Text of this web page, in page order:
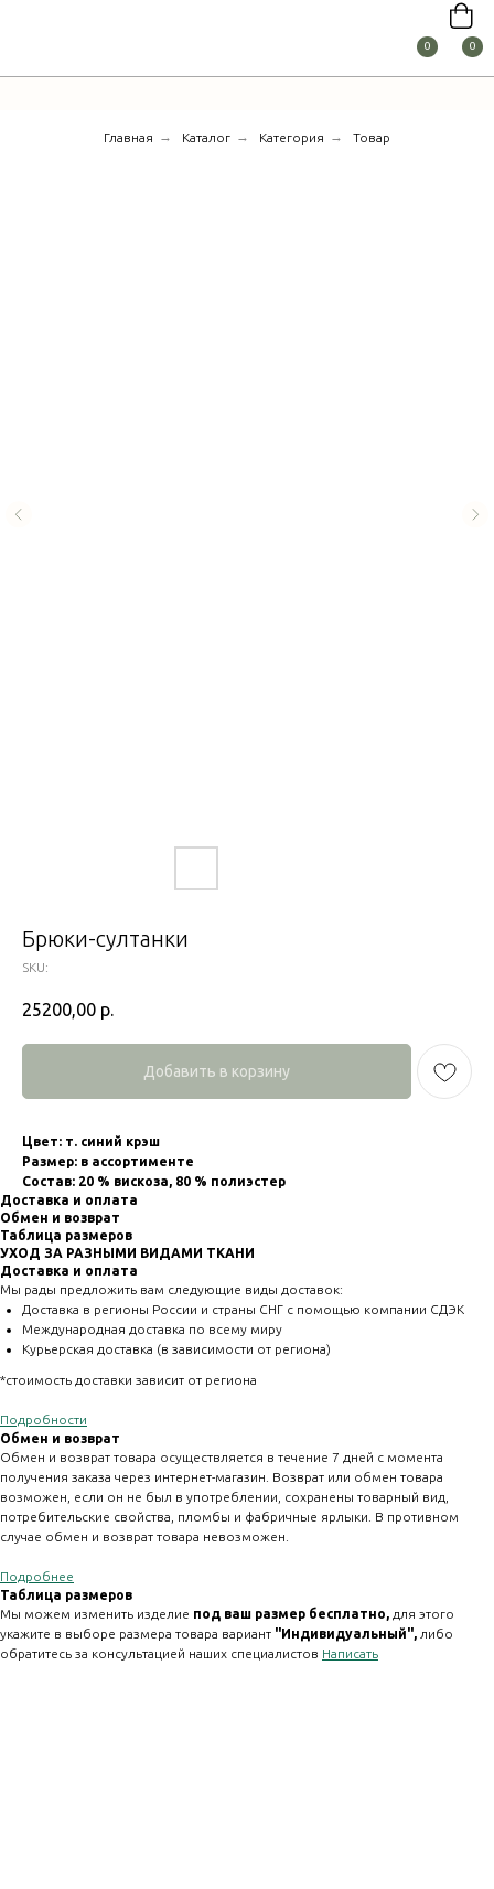
0
0
Главная → Каталог → Категория → Товар
Брюки-султанки
SKU:
25200,00 р.
Добавить в корзину
Цвет: т. синий крэш
Размер: в ассортименте
Состав: 20 % вискоза, 80 % полиэстер
Доставка и оплата
Обмен и возврат
Таблица размеров
УХОД ЗА РАЗНЫМИ ВИДАМИ ТКАНИ
Доставка и оплата
Мы рады предложить вам следующие виды доставок:
Доставка в регионы России и страны СНГ с помощью компании СДЭК
Международная доставка по всему миру
Курьерская доставка (в зависимости от региона)
*стоимость доставки зависит от региона
Подробности
Обмен и возврат
Обмен и возврат товара осуществляется в течение 7 дней с момента
получения заказа через интернет-магазин. Возврат или обмен товара
возможен, если он не был в употреблении, сохранены товарный вид,
потребительские свойства, пломбы и фабричные ярлыки. В противном
случае обмен и возврат товара невозможен.
Подробнее
Таблица размеров
Мы можем изменить изделие под ваш размер бесплатно, для этого
укажите в выборе размера товара вариант "Индивидуальный" , либо
обратитесь за консультацией наших специалистов Написать